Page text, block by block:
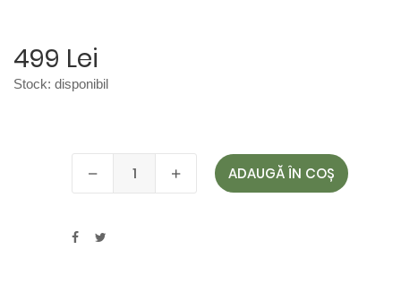
499 Lei
Stock: disponibil
ADAUGĂ ÎN COȘ